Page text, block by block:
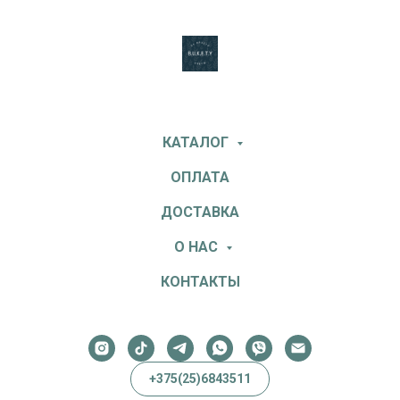
КАТАЛОГ
ОПЛАТА
ДОСТАВКА
О НАС
КОНТАКТЫ
+375(25)6843511